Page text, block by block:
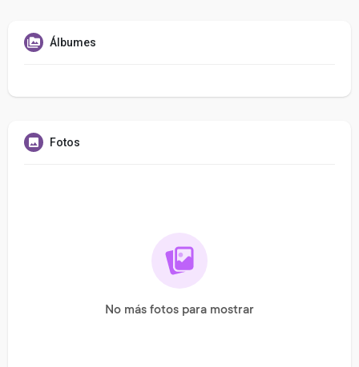
Álbumes
Fotos
No más fotos para mostrar